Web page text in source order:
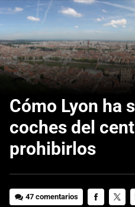
Cómo Lyon ha
coches del
prohibirlos
47 comentarios